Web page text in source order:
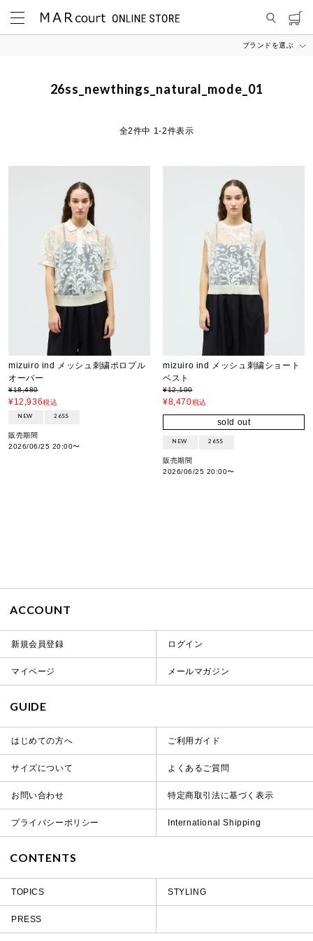
ブランドを選ぶ
26ss_newthings_natural_mode_01
2件中 1-2件表示
mizuiro ind メッシュ刺繍ポロプル
オーバー
¥18,480
¥12,936税込
NEW 26SS
販売期間
2026/06/25 20:00〜
mizuiro ind メッシュ刺繍ショート
ベスト
¥12,100
¥8,470税込
sold out
NEW 26SS
販売期間
2026/06/25 20:00〜
ACCOUNT
新規会員登録 ログイン
マイページ メールマガジン
GUIDE
はじめての方へ ご利用ガイド
サイズについて よくあるご質問
お問い合わせ 特定商取引法に基づく表示
プライバシーポリシー International Shipping
CONTENTS
TOPICS STYLING
PRESS